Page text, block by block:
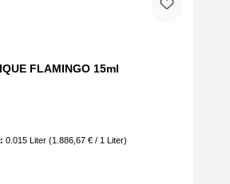
FLAMINGO 15ml
0.015 Liter (1.886,67 € / 1 Liter)